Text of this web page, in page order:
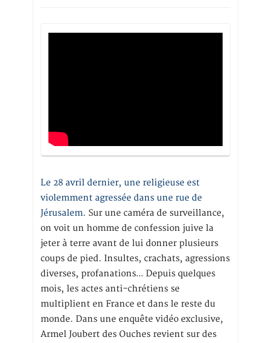
Le 28 avril dernier, une religieuse est
violemment agressée dans une rue de
Jérusalem. Sur une caméra de surveillance,
on voit un homme de confession juive la
jeter à terre avant de lui donner plusieurs
coups de pied. Insultes, crachats, agressions
diverses, profanations… Depuis quelques
mois, les actes anti-chrétiens se
multiplient en France et dans le reste du
monde. Dans une enquête vidéo exclusive,
Armel Joubert des Ouches revient sur des